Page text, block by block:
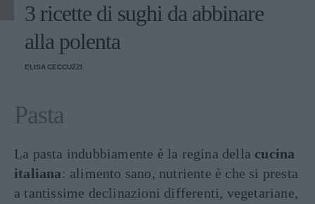
3 ricette di sughi da abbinare
alla polenta
ELISA CECCUZZI
Pasta
La pasta indubbiamente è la regina della cucina
italiana: alimento sano, nutriente è che si presta
a tantissime declinazioni differenti, vegetariane,